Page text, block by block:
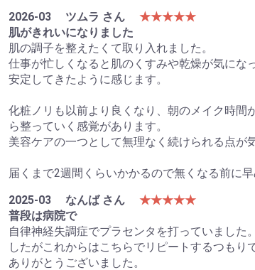
2026-03 ツムラ さん
★★★★★
肌がきれいになりました
肌の調子を整えたくて取り入れました。
仕事が忙しくなると肌のくすみや乾燥が気にな
安定してきたように感じます。
化粧ノリも以前より良くなり、朝のメイク時間
ら整っていく感覚があります。
美容ケアの一つとして無理なく続けられる点が
届くまで2週間くらいかかるので無くなる前に早
2025-03
なんば さん
★★★★★
普段は病院で
自律神経失調症でプラセンタを打っていました
したがこれからはこちらでリピートするつもり
ありがとうございました。